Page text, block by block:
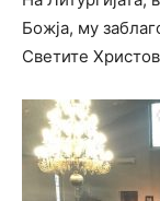
Божја, му
Светите